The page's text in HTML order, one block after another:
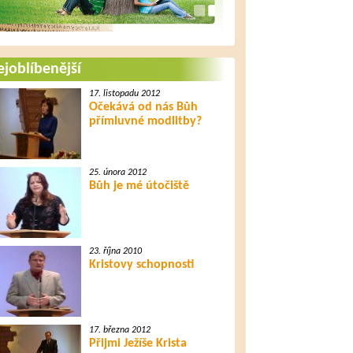
17. listopadu 2012
Očekává od nás Bůh
přímluvné modlitby?
25. února 2012
Bůh je mé útočiště
23. října 2010
Kristovy schopnosti
17. března 2012
Přijmi Ježíše Krista